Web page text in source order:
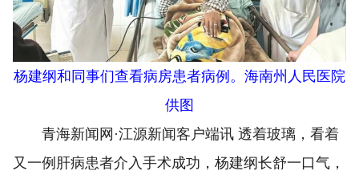
杨建纲和同事们查看病房患者病例。海南州人民医院
供图
青海新闻网·江源新闻客户端讯 透着玻璃，看着
又一例肝病患者介入手术成功，杨建纲长舒一口气，